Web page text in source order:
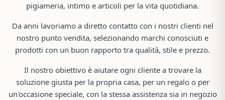
pigiameria, intimo e articoli per la vita quotidiana.
Da anni lavoriamo a diretto contatto con i nostri clienti nel
nostro punto vendita, selezionando marchi conosciuti e
prodotti con un buon rapporto tra qualità, stile e prezzo.
Il nostro obiettivo è aiutare ogni cliente a trovare la
soluzione giusta per la propria casa, per un regalo o per
un'occasione speciale, con la stessa assistenza sia in negozio